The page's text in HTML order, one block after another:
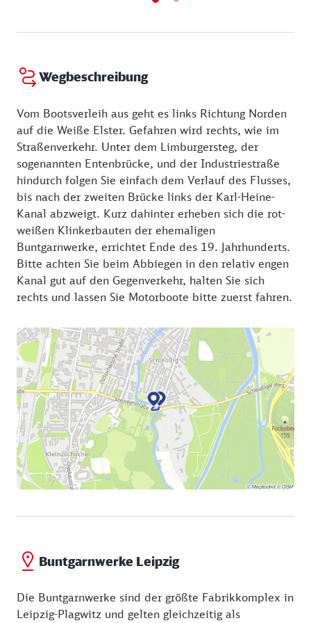
Wegbeschreibung
Vom Bootsverleih aus geht es links Richtung Norden
auf die Weiße Elster. Gefahren wird rechts, wie im
Straßenverkehr. Unter dem Limburgersteg, der
sogenannten Entenbrücke, und der Industriestraße
hindurch folgen Sie einfach dem Verlauf des Flusses,
bis nach der zweiten Brücke links der Karl-Heine-
Kanal abzweigt. Kurz dahinter erheben sich die rot-
weißen Klinkerbauten der ehemaligen
Buntgarnwerke, errichtet Ende des 19. Jahrhunderts.
Bitte achten Sie beim Abbiegen in den relativ engen
Kanal gut auf den Gegenverkehr, halten Sie sich
rechts und lassen Sie Motorboote bitte zuerst fahren.
Buntgarnwerke Leipzig
Die Buntgarnwerke sind der größte Fabrikkomplex in
Leipzig-Plagwitz und gelten gleichzeitig als